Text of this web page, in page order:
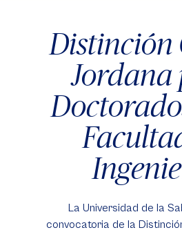
Distinción
Jordana
La Universidad de la
convocatoria de la